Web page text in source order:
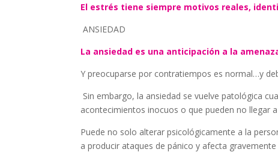
El estrés tiene siempre motivos reales,
ANSIEDAD
La ansiedad es una anticipación a la
Y preocuparse por contratiempos es normal…y
Sin embargo, la ansiedad se vuelve patológica
acontecimientos inocuos o que pueden no llegar
Puede no solo alterar psicológicamente a la
a producir ataques de pánico y afecta